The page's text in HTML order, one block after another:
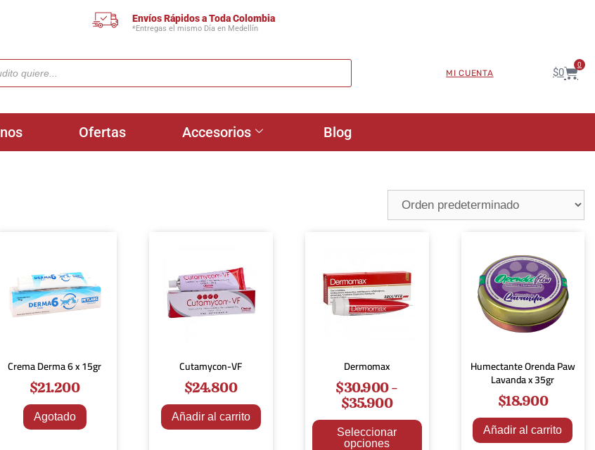
Envíos Rápidos a Toda Colombia
*Entregas el mismo Día en Medellín
MI CUENTA $0
0
Ofertas Accesorios Blog
Crema Derma 6 x 15gr
$21.200
Agotado
Cutamycon-VF
$24.800
Añadir al carrito
Dermomax
$30.900-
$35.900
Seleccionar
opciones
Humectante Orenda Paw
Lavanda x 35gr
$18.900
Añadir al carrito